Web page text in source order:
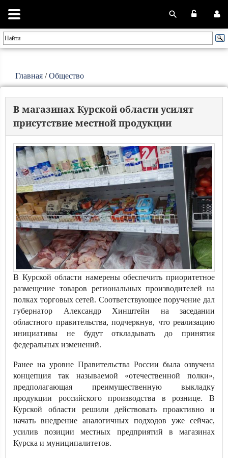
Главная /Общество
В магазинах Курской области усилят
присутствие местной продукции
В Курской области намерены обеспечить приоритетное
размещение товаров региональных производителей на
полках торговых сетей. Соответствующее поручение дал
губернатор Александр Хинштейн на заседании
областного правительства, подчеркнув, что реализацию
инициативы не будут откладывать до принятия
федеральных изменений.
Ранее на уровне Правительства России была озвучена
концепция так называемой «отечественной полки»,
предполагающая преимущественную выкладку
продукции российского производства в рознице. В
Курской области решили действовать проактивно и
начать внедрение аналогичных подходов уже сейчас,
усилив позиции местных предприятий в магазинах
Курска и муниципалитетов.